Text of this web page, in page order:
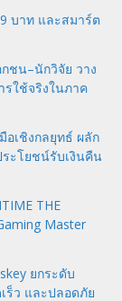
บาท และสมาร์ต
กชน–นักวิจัย วาง
รใช้จริงในภาค
อเชิงกลยุทธ์ ผลัก
ระโยชน์รับเงินคืน
THE
Master
ยกระดับ
ร็ว และปลอดภัย